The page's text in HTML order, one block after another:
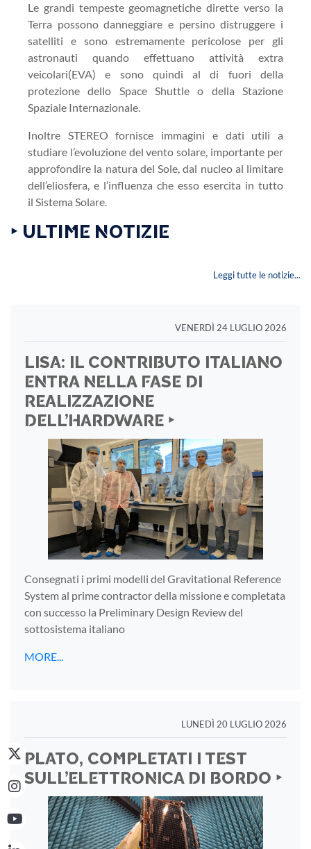
Le grandi tempeste geomagnetiche dirette verso la
Terra possono danneggiare e persino distruggere i
satelliti e sono estremamente pericolose per gli
astronauti quando effettuano attività extra
veicolari(EVA) e sono quindi al di fuori della
protezione dello Space Shuttle o della Stazione
Spaziale Internazionale.
Inoltre STEREO fornisce immagini e dati utili a
studiare l’evoluzione del vento solare, importante per
approfondire la natura del Sole, dal nucleo al limitare
dell’eliosfera, e l’influenza che esso esercita in tutto
il Sistema Solare.
‣ ULTIME NOTIZIE
Leggi tutte le notizie...
VENERDÌ 24 LUGLIO 2026
LISA: IL CONTRIBUTO ITALIANO
ENTRA NELLA FASE DI
REALIZZAZIONE
DELL’HARDWARE ‣
Consegnati i primi modelli del Gravitational Reference
System al prime contractor della missione e completata
con successo la Preliminary Design Review del
sottosistema italiano
MORE...
LUNEDÌ 20 LUGLIO 2026
PLATO, COMPLETATI I TEST
SULL’ELETTRONICA DI BORDO ‣